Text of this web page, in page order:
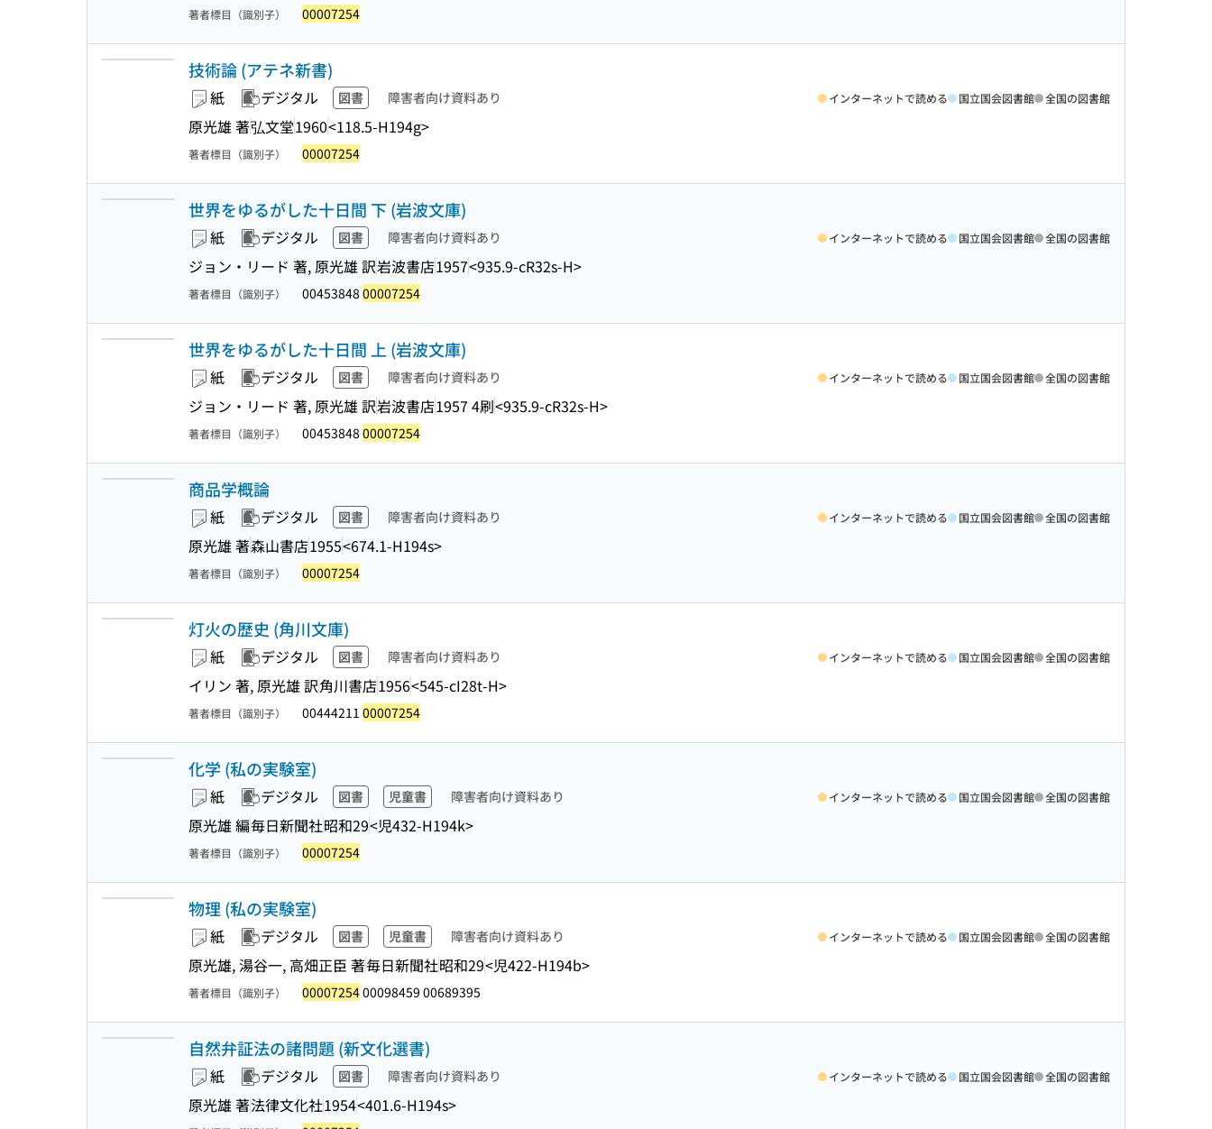
著者標目（識別子） 00007254
技術論 (アテネ新書)
紙 デジタル 図書 障害者向け資料あり
原光雄 著弘文堂1960<118.5-H194g>
インターネットで読める 国立国会図書館 全国の図書館
著者標目（識別子） 00007254
世界をゆるがした十日間 下 (岩波文庫)
紙 デジタル 図書 障害者向け資料あり
ジョン・リード 著, 原光雄 訳岩波書店1957<935.9-cR32s-H>
インターネットで読める 国立国会図書館 全国の図書館
著者標目（識別子） 00453848 00007254
世界をゆるがした十日間 上 (岩波文庫)
紙 デジタル 図書 障害者向け資料あり
ジョン・リード 著, 原光雄 訳岩波書店1957 4刷<935.9-cR32s-H>
インターネットで読める 国立国会図書館 全国の図書館
著者標目（識別子） 00453848 00007254
商品学概論
紙 デジタル 図書 障害者向け資料あり
原光雄 著森山書店1955<674.1-H194s>
インターネットで読める 国立国会図書館 全国の図書館
著者標目（識別子） 00007254
灯火の歴史 (角川文庫)
紙 デジタル 図書 障害者向け資料あり
イリン 著, 原光雄 訳角川書店1956<545-cI28t-H>
インターネットで読める 国立国会図書館 全国の図書館
著者標目（識別子） 00444211 00007254
化学 (私の実験室)
紙 デジタル 図書 児童書 障害者向け資料あり
原光雄 編毎日新聞社昭和29<児432-H194k>
インターネットで読める 国立国会図書館 全国の図書館
著者標目（識別子） 00007254
物理 (私の実験室)
紙 デジタル 図書 児童書 障害者向け資料あり
原光雄, 湯谷一, 高畑正臣 著毎日新聞社昭和29<児422-H194b>
インターネットで読める 国立国会図書館 全国の図書館
著者標目（識別子） 0000725400098459 00689395
自然弁証法の諸問題 (新文化選書)
紙 デジタル 図書 障害者向け資料あり
原光雄 著法律文化社1954<401.6-H194s>
インターネットで読める 国立国会図書館 全国の図書館